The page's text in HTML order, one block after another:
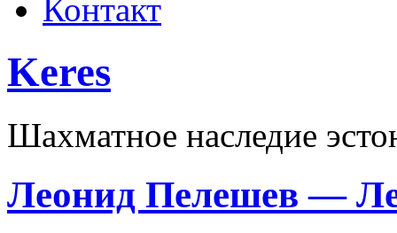
Контакт
Keres
Шахматное наследие
Леонид Пелешев —